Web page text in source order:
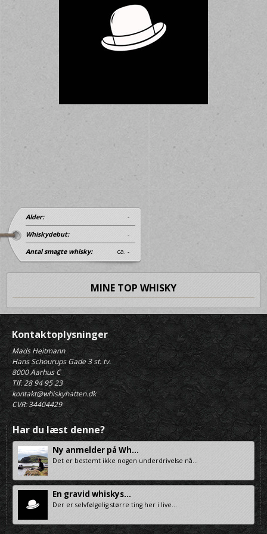
Alder: -
Whiskydebut: -
Antal smagte whisky: ca. -
MINE TOP WHISKY
Kontaktoplysninger
Mads Heitmann
Hans Schourups Gade 3 st. tv.
8000 Aarhus C
Tlf. 28 94 95 23
kontakt@whiskyhatten.dk
CVR: 34404429
Har du læst denne?
Ny anmelder på Wh...
Det er bestemt ikke nogen underdrivelse nå...
En gravid whiskys...
Der er selvfølgelig større ting her i live...